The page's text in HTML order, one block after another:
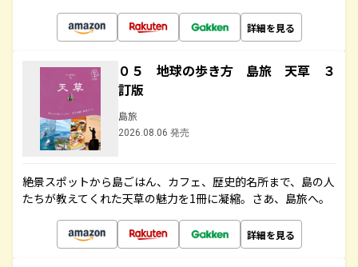
詳細を見る
０５ 地球の歩き方 島旅 天草 ３
訂版
島旅
2026.08.06 発売
絶景スポットから島ごはん、カフェ、歴史的名所まで、島の人
たちが教えてくれた天草の魅力を1冊に凝縮。さあ、島旅へ。
詳細を見る